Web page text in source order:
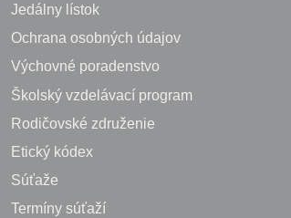
Jedálny lístok
Ochrana osobných údajov
Výchovné poradenstvo
Školský vzdelávací program
Rodičovské združenie
Etický kódex
Súťaže
Termíny súťaží